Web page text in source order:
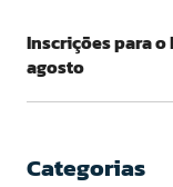
Inscrições para o
agosto
Categorias